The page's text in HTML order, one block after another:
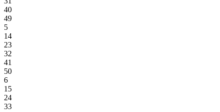
40
49
5
14
23
32
41
50
6
15
24
33